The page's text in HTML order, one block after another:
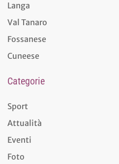
Langa
Val Tanaro
Fossanese
Cuneese
Categorie
Sport
Attualità
Eventi
Foto